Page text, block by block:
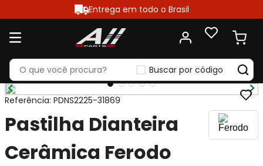
Entrega em todo o Brasil
Buscar por código
Referência: PDNS2225-31869
Pastilha Dianteira
Cerâmica Ferodo